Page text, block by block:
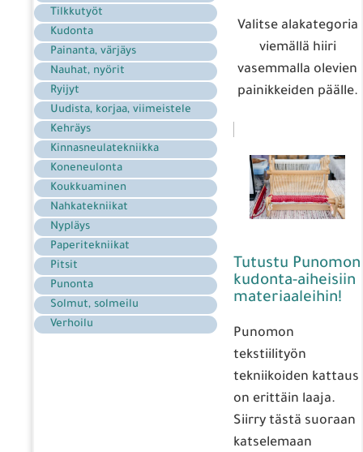
Tilkkutyöt
Kudonta
Painanta, värjäys
Nauhat, nyörit
Ryijyt
Uudista, korjaa, viimeistele
Kehräys
Kinnasneulatekniikka
Koneneulonta
Koukkuaminen
Nahkatekniikat
Nypläys
Paperitekniikat
Pitsit
Punonta
Solmut, solmeilu
Verhoilu
Valitse alakategoria
viemällä hiiri
vasemmalla olevien
painikkeiden päälle.
Tutustu Punomon
kudonta-aiheisiin
materiaaleihin!
Punomon
tekstiilityön
tekniikoiden kattaus
on erittäin laaja.
Siirry tästä suoraan
katselemaan